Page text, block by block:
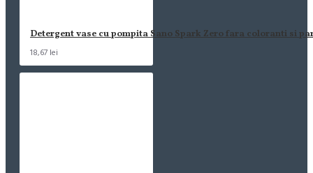
Detergent vase cu pompita Sano Spark Zero fara coloranti si
18,67 lei